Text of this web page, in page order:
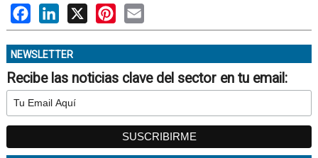
FacebookLinkedIn
X PinterestEmail
NEWSLETTER
Recibe las noticias clave del sector en tu email: